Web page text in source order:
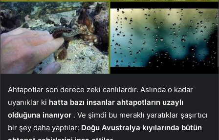
Ahtapotlar son derece zeki canlılardır. Aslında o kadar
uyanıklar ki hatta bazı insanlar ahtapotların uzaylı
olduğuna inanıyor . Ve şimdi bu meraklı yaratıklar şaşırtıcı
bir şey daha yaptılar: Doğu Avustralya kıyılarında bütün